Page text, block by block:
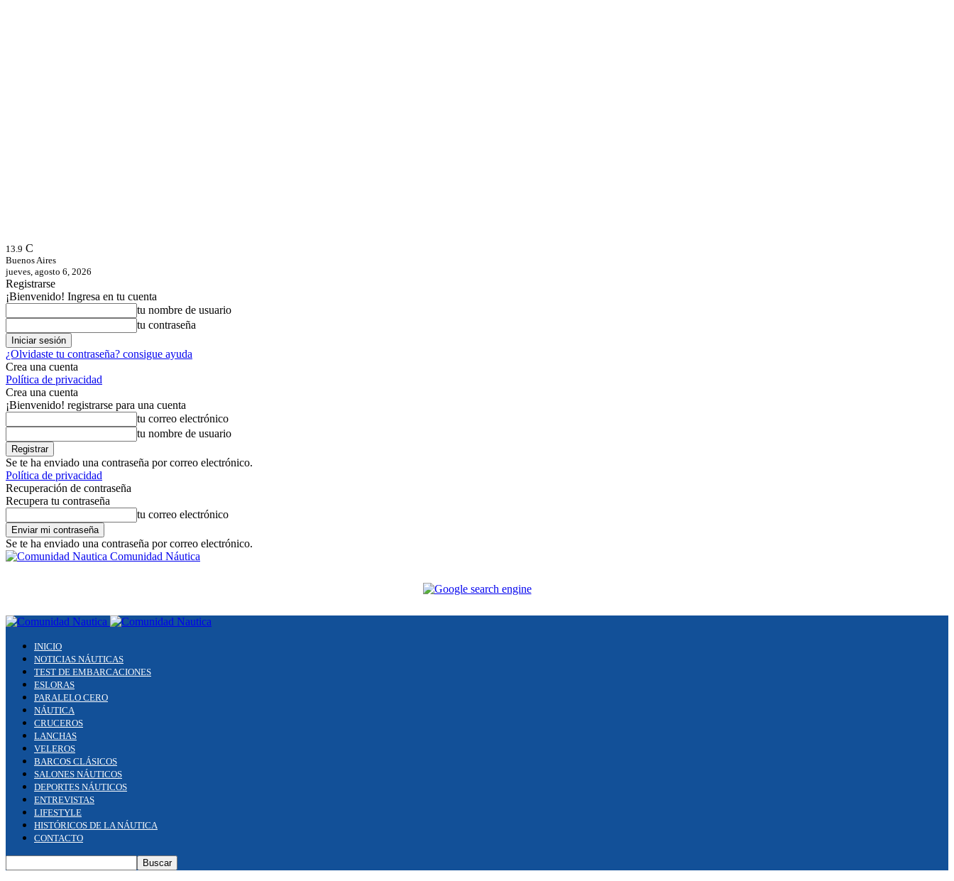
13.9 C
Buenos Aires
jueves, agosto 6, 2026
Registrarse
¡Bienvenido! Ingresa en tu cuenta
tu nombre de usuario
tu contraseña
¿Olvidaste tu contraseña? consigue ayuda
Crea una cuenta
Política de privacidad
Crea una cuenta
¡Bienvenido! registrarse para una cuenta
tu correo electrónico
tu nombre de usuario
Se te ha enviado una contraseña por correo electrónico.
Política de privacidad
Recuperación de contraseña
Recupera tu contraseña
tu correo electrónico
Se te ha enviado una contraseña por correo electrónico.
Comunidad Náutica
INICIO
NOTICIAS NÁUTICAS
TEST DE EMBARCACIONES
ESLORAS
PARALELO CERO
NÁUTICA
CRUCEROS
LANCHAS
VELEROS
BARCOS CLÁSICOS
SALONES NÁUTICOS
DEPORTES NÁUTICOS
ENTREVISTAS
LIFESTYLE
HISTÓRICOS DE LA NÁUTICA
CONTACTO